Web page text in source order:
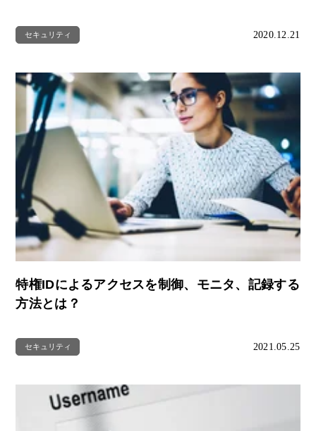
セキュリティ 2020.12.21
特権IDによるアクセスを制御、モニタ、記録する
方法とは？
セキュリティ 2021.05.25